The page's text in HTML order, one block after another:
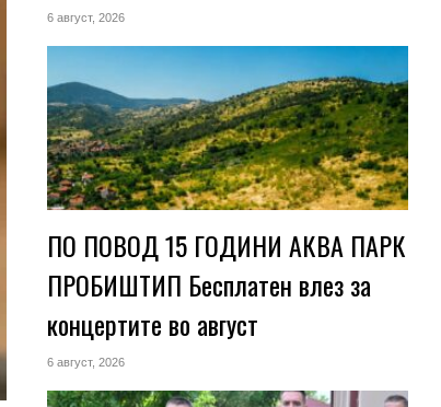
6 август, 2026
ПО ПОВОД 15 ГОДИНИ АКВА ПАРК
ПРОБИШТИП Бесплатен влез за
концертите во август
6 август, 2026